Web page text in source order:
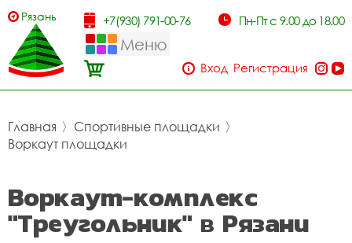
Рязань +7(930) 791-00-76 Пн-Пт с 9.00 до 18.00
Меню
Вход Регистрация
Главная 〉 Спортивные площадки 〉
Воркаут площадки
Воркаут-комплекс
"Треугольник" в Рязани